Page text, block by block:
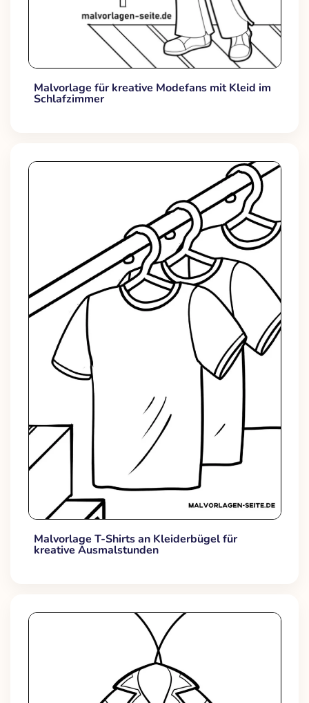
Malvorlage für kreative Modefans mit Kleid im
Schlafzimmer
Malvorlage T-Shirts an Kleiderbügel für
kreative Ausmalstunden